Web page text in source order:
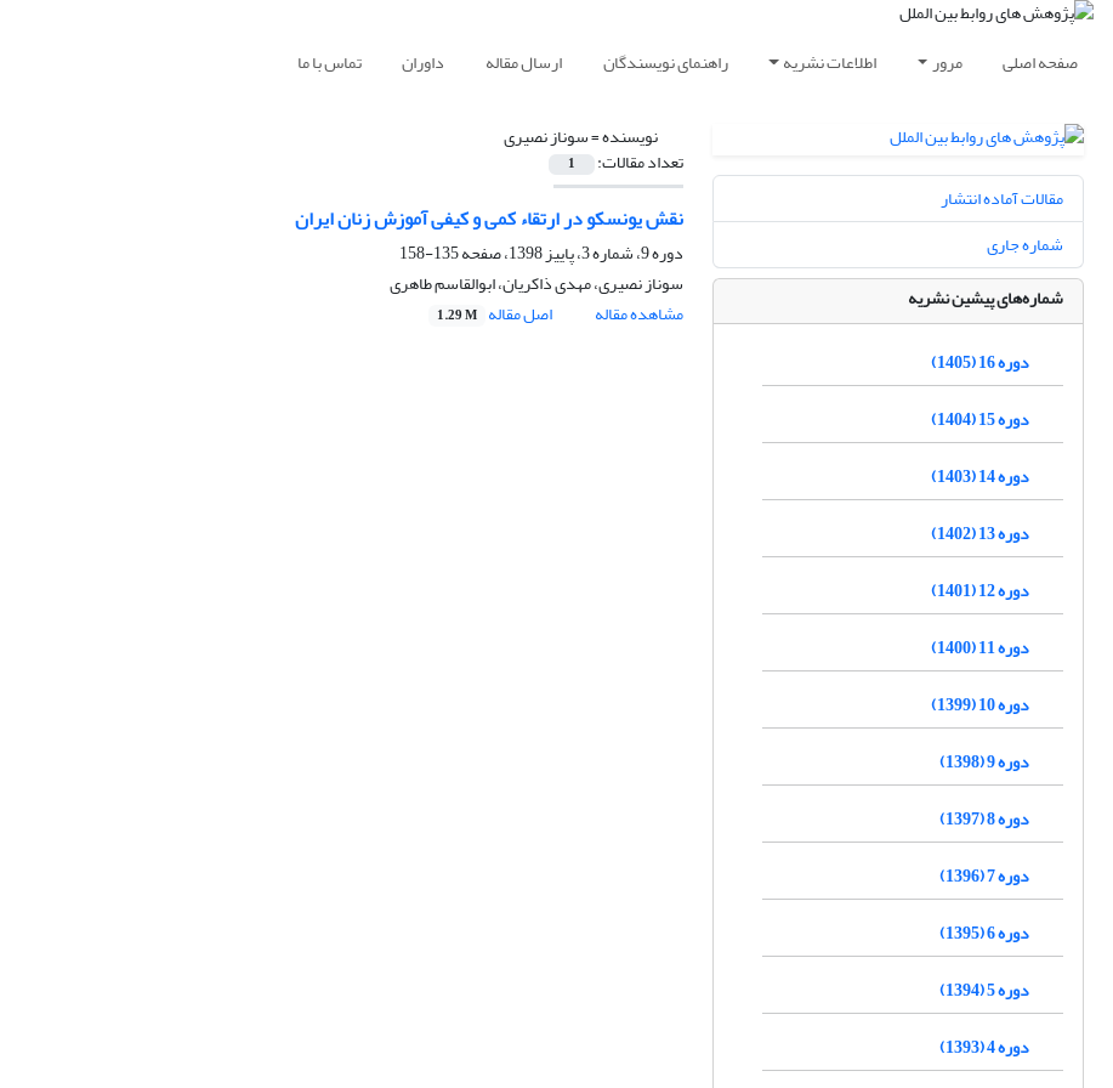
صفحه اصلی مرور اطلاعات نشریه راهنمای نویسندگان ارسال مقاله داوران تماس با ما
نویسنده =سوناز نصیری
تعداد مقالات: 1
نقش یونسکو در ارتقاء کمی و کیفی آموزش زنان ایران
دوره 9، شماره 3، پاییز 1398، صفحه
135-158
سوناز نصیری، مهدی ذاکریان، ابوالقاسم طاهری
مشاهده مقاله
اصل مقاله 1.29 M
مقالات آماده انتشار
شماره جاری
شماره‌های پیشین نشریه
دوره 16 (1405)
دوره 15 (1404)
دوره 14 (1403)
دوره 13 (1402)
دوره 12 (1401)
دوره 11 (1400)
دوره 10 (1399)
دوره 9 (1398)
دوره 8 (1397)
دوره 7 (1396)
دوره 6 (1395)
دوره 5 (1394)
دوره 4 (1393)